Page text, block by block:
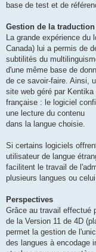
base de test et de
Gestion de la
La grande expérience du
Canada) lui a permis de
subtilités du
d'une même base de
de ce savoir-faire. Ainsi,
site web géré par
française : le logiciel
une lecture du contenu
dans la langue choisie.
Si certains logiciels
utilisateur de langue
facilitent le travail de
plusieurs langues ou
Perspectives
Grâce au travail effectué
de la Version 11 de 4D
permet la gestion de
des langues à encodage